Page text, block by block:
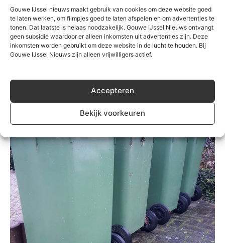
Gouwe IJssel nieuws maakt gebruik van cookies om deze website goed
te laten werken, om filmpjes goed te laten afspelen en om advertenties te
tonen. Dat laatste is helaas noodzakelijk. Gouwe IJssel Nieuws ontvangt
geen subsidie waardoor er alleen inkomsten uit advertenties zijn. Deze
inkomsten worden gebruikt om deze website in de lucht te houden. Bij
Gouwe IJssel Nieuws zijn alleen vrijwilligers actief.
Accepteren
Bekijk voorkeuren
PvdA/GroenLinks en VVD botsen over
definitie van een sociale koopwoning
Redactie - 14 februari 2019